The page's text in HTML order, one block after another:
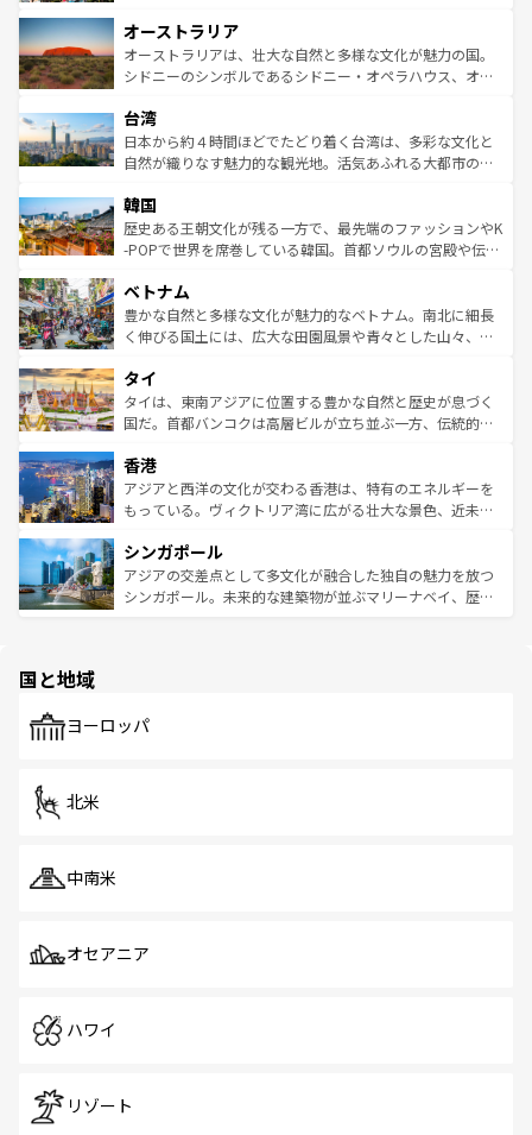
部のニューオーリンズでは、音楽と美食が融合した独特の
文化が魅力。旅行者はアメリカの各地域で異なる魅力を楽
しみながら、その多様性と豊かな歴史を感じることができ
ならではの贅沢な旅のスタイルだ。 なお、新着のアメリカ
情報はコンテンツ一覧を参照してほしい。
ワイ島は見逃せない。また、定番の観光地といえばオアフ
島だが、静かな自然を求めるならマウイ島やカウアイ島が
おすすめ。エメラルドグリーンに輝く海をはじめ、豊かな
れるおもてなしの心で訪れる人々を迎えてくれるハワイの
人々、おいしいローカルフードやハワイアンミュージッ
ク、伝統的なフラダンスなど、すべてがハワイの魅力を彩
ワイを、存分に味わってほしい。 なお、新着のハワイ情報
はコンテンツ一覧を参照してほしい。
オーストラリア
オーストラリアは、壮大な自然と多様な文化が魅力の国。
シドニーのシンボルであるシドニー・オペラハウス、オー
リアリーフや大陸中央部にそびえるウルル（エアーズロッ
ク）、タスマニアの美しい原生林やケアンズの熱帯雨林な
ど、見どころがたくさん。また、カフェやワイン、オージ
いる。アクティビティも充実しており、サーフィンやダイ
ビング、ハイキングなど、アウトドア好きにはたまらな
い。オーストラリアの多彩な魅力を存分に味わいつくそ
参照してほしい。
台湾
日本から約４時間ほどでたどり着く台湾は、多彩な文化と
自然が織りなす魅力的な観光地。活気あふれる大都市の台
ン）、静ひつな山岳地帯である台湾東部など、都市の喧騒
と山間の静けさが共存しており、訪れる人に新しい発見と
驚きをもたらしてくれる。また、奥深い台湾の食文化も魅
容にもいいと評判のスイーツなど、バラエティ豊かな料理
が味わえる。 なお、新着の台湾情報は コンテンツ一覧を参
照してほしい。
韓国
歴史ある王朝文化が残る一方で、最先端のファッションやK
-POPで世界を席巻している韓国。首都ソウルの宮殿や伝統
き、地方に足を延ばせば四季折々の自然美を楽しむことが
できる。そして、キムチや焼肉、絶品のストリートフード
まで、さまざまな韓国料理が待っている。夜には、韓国な
リティに包まれながら、韓国の多彩な魅力を心ゆくまで味
わってみてほしい。 なお、新着の韓国情報はコンテンツ一
覧を参照してほしい。
ベトナム
豊かな自然と多様な文化が魅力的なベトナム。南北に細長
く伸びる国土には、広大な田園風景や青々とした山々、世
急速な発展と共に伝統が息づく。ハノイの古い町並みやホ
ーチミン市のフランス統治時代の建物も、独特の雰囲気を
醸し出している。また、バラエティの豊かさとおいしさで
とつ。フォーやバインミー、ベトナムコーヒーなどは、ぜ
ひ現地で味わいたい。どの地域を訪れてもあたたかい人々
が旅行者を迎えてくれるので、きっと忘れられない旅にな
参照してほしい。
タイ
タイは、東南アジアに位置する豊かな自然と歴史が息づく
国だ。首都バンコクは高層ビルが立ち並ぶ一方、伝統的な
の活気が交差している。北部ではチェンマイなどの山岳地
帯で自然と触れ合い、南部ではプーケットやクラビの美し
いビーチでリゾート気分を楽しむことができる。タイ料理
激する。気候は一年中温暖で、どの季節にも異なる楽しみ
が待っている。親しみやすいタイの人々、仏教を中心とし
た文化、そして多様な観光資源が、訪れる旅人を魅了し続
香港
アジアと西洋の文化が交わる香港は、特有のエネルギーを
もっている。ヴィクトリア湾に広がる壮大な景色、近未来
み、どこを訪れても感動するはず。観光スポットが密集し
ており、効率よく見どころを回れるのも魅力。息をのむよ
うな絶景から文化的な体験まで、香港を存分に楽しみ尽く
シンガポール
アジアの交差点として多文化が融合した独自の魅力を放つ
シンガポール。未来的な建築物が並ぶマリーナベイ、歴史
で、ホーカーズは地元の風情を楽しめる外せないスポット
国と地域
ヨーロッパ
北米
中南米
オセアニア
ハワイ
リゾート